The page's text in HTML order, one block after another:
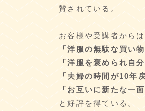
賛されている。
お客様や受講者からは
「洋服の無駄な買い
「洋服を褒められ自
「夫婦の時間が10年
「お互いに新たな一
と好評を得ている。